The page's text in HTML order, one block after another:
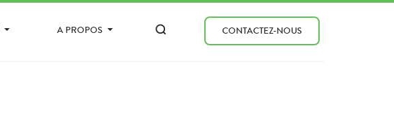
A PROPOS CONTACTEZ-NOUS